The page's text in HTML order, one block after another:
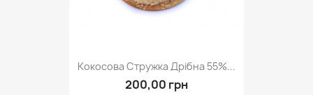
Кокосова Стружка Дрібна 55%...
200,00 грн